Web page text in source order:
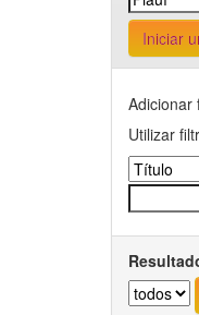
Iniciar
Adicionar
Utilizar